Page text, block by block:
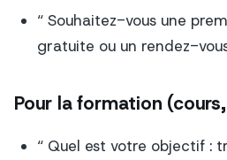
“ Souhaitez-vous une
gratuite ou un rendez-
Pour la formation
“ Quel est votre objectif :